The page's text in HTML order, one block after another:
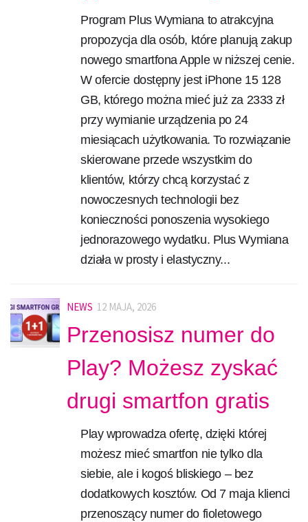
Program Plus Wymiana to atrakcyjna
propozycja dla osób, które planują zakup
nowego smartfona Apple w niższej cenie.
W ofercie dostępny jest iPhone 15 128
GB, którego można mieć już za 2333 zł
przy wymianie urządzenia po 24
miesiącach użytkowania. To rozwiązanie
skierowane przede wszystkim do
klientów, którzy chcą korzystać z
nowoczesnych technologii bez
konieczności ponoszenia wysokiego
jednorazowego wydatku. Plus Wymiana
działa w prosty i elastyczny...
NEWS 12 MAJA, 2026
Przenosisz numer do
Play? Możesz zyskać
drugi smartfon gratis
Play wprowadza ofertę, dzięki której
możesz mieć smartfon nie tylko dla
siebie, ale i kogoś bliskiego – bez
dodatkowych kosztów. Od 7 maja klienci
przenoszący numer do fioletowego